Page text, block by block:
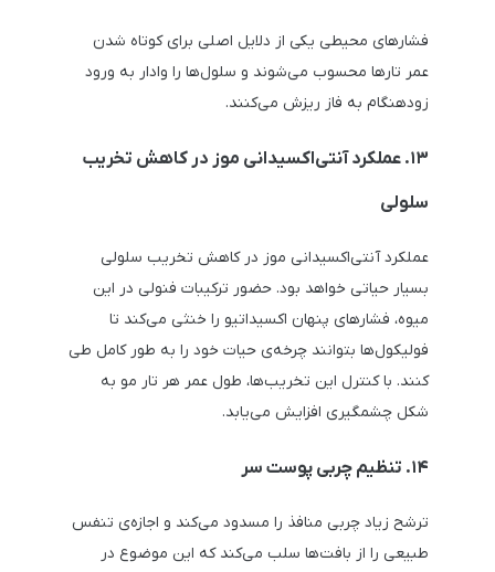
فشارهای محیطی یکی از دلایل اصلی برای کوتاه شدن
عمر تارها محسوب می‌شوند و سلول‌ها را وادار به ورود
زودهنگام به فاز ریزش می‌کنند.
۱۳. عملکرد آنتی‌اکسیدانی موز در کاهش تخریب
سلولی
عملکرد آنتی‌اکسیدانی موز در کاهش تخریب سلولی
بسیار حیاتی خواهد بود. حضور ترکیبات فنولی در این
میوه، فشارهای پنهان اکسیداتیو را خنثی می‌کند تا
فولیکول‌ها بتوانند چرخه‌ی حیات خود را به طور کامل طی
کنند. با کنترل این تخریب‌ها، طول عمر هر تار مو به
شکل چشمگیری افزایش می‌یابد.
۱۴. تنظیم چربی پوست سر
ترشح زیاد چربی منافذ را مسدود می‌کند و اجازه‌ی تنفس
طبیعی را از بافت‌ها سلب می‌کند که این موضوع در